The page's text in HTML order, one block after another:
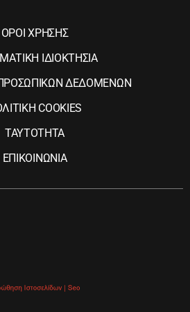
ΟΡΟΙ ΧΡΗΣΗΣ
ΙΔΙΟΚΤΗΣΙΑ
ΔΕΔΟΜΕΝΩΝ
COOKIES
ΤΑΥΤΟΤΗΤΑ
ΕΠΙΚΟΙΝΩΝΙΑ